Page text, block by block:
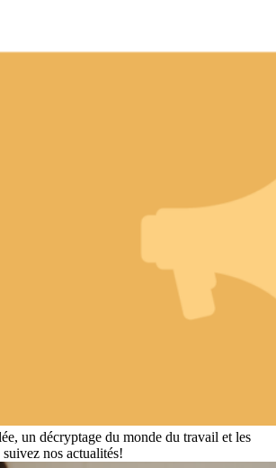
un décryptage du monde du travail et les
nos actualités!